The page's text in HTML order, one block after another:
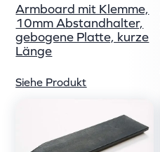
Armboard mit Klemme,
10mm Abstandhalter,
gebogene Platte, kurze
Länge
Siehe Produkt